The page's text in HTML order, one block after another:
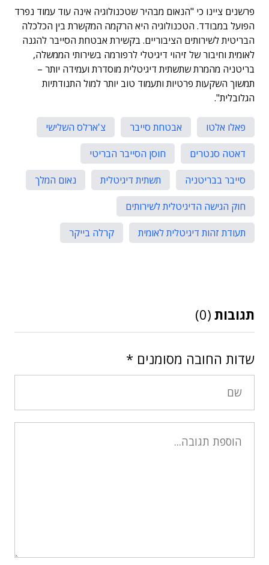
פרשנים ציינו כי "הנאום מבהיר שטכנולוגיה אינה עוד עמוד נפרד
הפועל במבודד. הטכנולוגיה היא הרקמה המקשרת בין הכלכלה
הבריטית לשירותים הציבוריים. בקשירת אבטחת הסייבר להגנה
לאומית וחיבור של זיהוי דיגיטלי לרפורמה בשירותי הממשלה,
בריטניה מהמרת שתשתית דיגיטלית מוסדרת ועמידה יותר –
תמשוך השקעות פרטיות ותעמוד טוב יותר למול התנודתיות
הגלובלית".
פאלו אלטו אבטחת סייבר
צ'ארלס השלישי
דאטה סנטרים
חוסן הסייבר הבריטי
סייבר בבריטניה
תשתית דיגיטלית
נאום המלך
חוק הגישה הדיגיטלית לשירותים
תעודת זהות דיגיטלית לאומית
קרלה בייקר
תגובות (0)
שדות החובה מסומנים *